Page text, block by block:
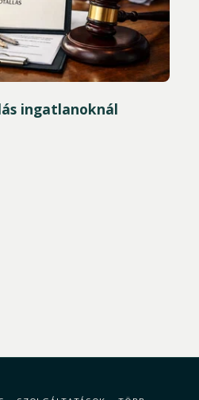
ingatlanoknál